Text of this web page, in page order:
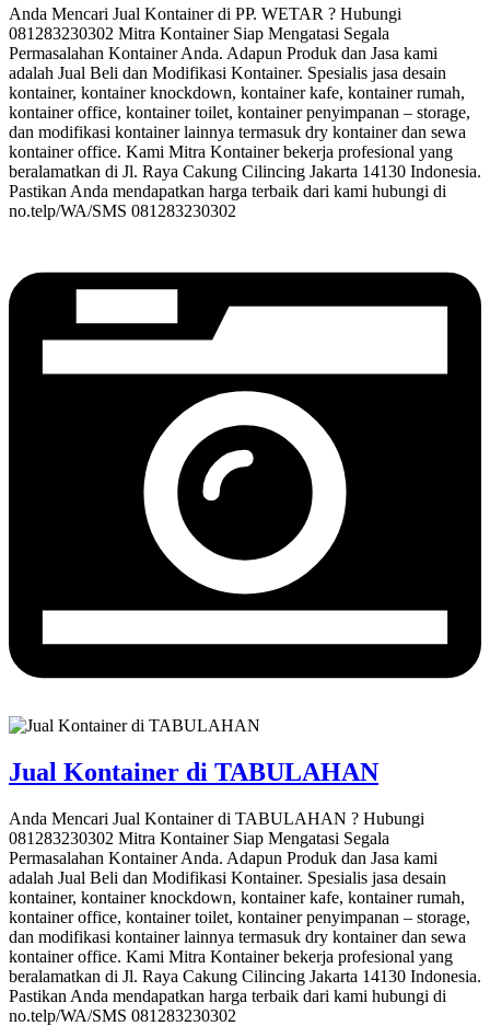
Anda Mencari Jual Kontainer di PP. WETAR ? Hubungi
081283230302 Mitra Kontainer Siap Mengatasi Segala
Permasalahan Kontainer Anda. Adapun Produk dan Jasa kami
adalah Jual Beli dan Modifikasi Kontainer. Spesialis jasa desain
kontainer, kontainer knockdown, kontainer kafe, kontainer rumah,
kontainer office, kontainer toilet, kontainer penyimpanan – storage,
dan modifikasi kontainer lainnya termasuk dry kontainer dan sewa
kontainer office. Kami Mitra Kontainer bekerja profesional yang
beralamatkan di Jl. Raya Cakung Cilincing Jakarta 14130 Indonesia.
Pastikan Anda mendapatkan harga terbaik dari kami hubungi di
no.telp/WA/SMS 081283230302
Jual Kontainer di TABULAHAN
Anda Mencari Jual Kontainer di TABULAHAN ? Hubungi
081283230302 Mitra Kontainer Siap Mengatasi Segala
Permasalahan Kontainer Anda. Adapun Produk dan Jasa kami
adalah Jual Beli dan Modifikasi Kontainer. Spesialis jasa desain
kontainer, kontainer knockdown, kontainer kafe, kontainer rumah,
kontainer office, kontainer toilet, kontainer penyimpanan – storage,
dan modifikasi kontainer lainnya termasuk dry kontainer dan sewa
kontainer office. Kami Mitra Kontainer bekerja profesional yang
beralamatkan di Jl. Raya Cakung Cilincing Jakarta 14130 Indonesia.
Pastikan Anda mendapatkan harga terbaik dari kami hubungi di
no.telp/WA/SMS 081283230302